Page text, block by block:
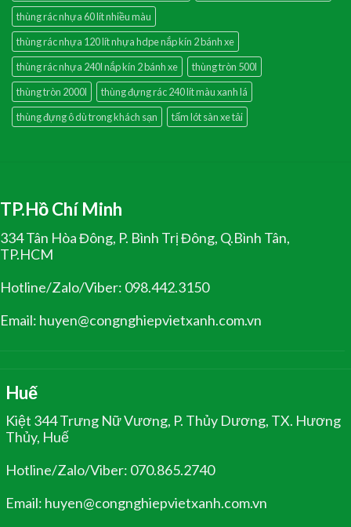
thùng rác nhựa 60 lít nhiều màu
thùng rác nhựa 120 lít nhựa hdpe nắp kín 2 bánh xe
thùng rác nhựa 240l nắp kín 2 bánh xe
thùng tròn 500l
thùng tròn 2000l
thùng đựng rác 240 lít màu xanh lá
thùng đựng ô dù trong khách sạn
tấm lót sàn xe tải
TP.Hồ Chí Minh
334 Tân Hòa Đông, P. Bình Trị Đông, Q.Bình Tân,
TP.HCM
Hotline/Zalo/Viber: 098.442.3150
Email: huyen@congnghiepvietxanh.com.vn
Huế
Kiệt 344 Trưng Nữ Vương, P. Thủy Dương, TX. Hương
Thủy, Huế
Hotline/Zalo/Viber: 070.865.2740
Email: huyen@congnghiepvietxanh.com.vn